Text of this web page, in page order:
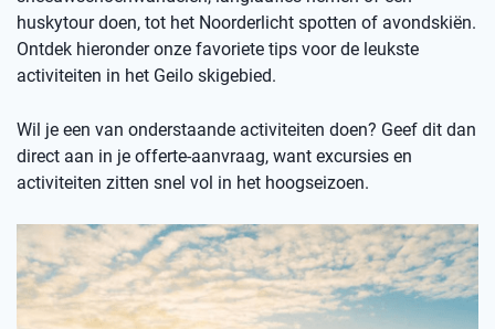
huskytour doen, tot het Noorderlicht spotten of avondskiën.
Ontdek hieronder onze favoriete tips voor de leukste
activiteiten in het Geilo skigebied.
Wil je een van onderstaande activiteiten doen? Geef dit dan
direct aan in je offerte-aanvraag, want excursies en
activiteiten zitten snel vol in het hoogseizoen.